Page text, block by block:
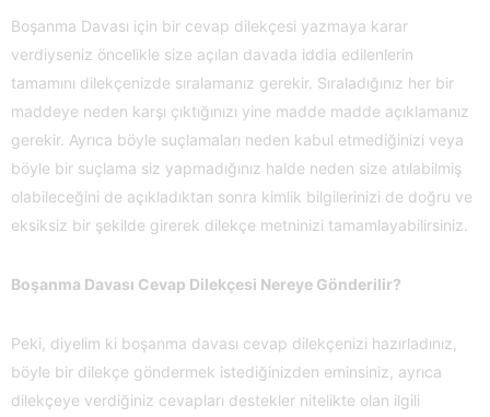
Boşanma Davası için bir cevap dilekçesi yazmaya karar
verdiyseniz öncelikle size açılan davada iddia edilenlerin
tamamını dilekçenizde sıralamanız gerekir. Sıraladığınız her bir
maddeye neden karşı çıktığınızı yine madde madde açıklamanız
gerekir. Ayrıca böyle suçlamaları neden kabul etmediğinizi veya
böyle bir suçlama siz yapmadığınız halde neden size atılabilmiş
olabileceğini de açıkladıktan sonra kimlik bilgilerinizi de doğru ve
eksiksiz bir şekilde girerek dilekçe metninizi tamamlayabilirsiniz.
Boşanma Davası Cevap Dilekçesi Nereye Gönderilir?
Peki, diyelim ki boşanma davası cevap dilekçenizi hazırladınız,
böyle bir dilekçe göndermek istediğinizden eminsiniz, ayrıca
dilekçeye verdiğiniz cevapları destekler nitelikte olan ilgili